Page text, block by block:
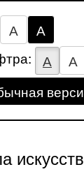
А
А
А А